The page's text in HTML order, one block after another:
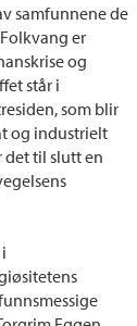
samfunnene de
er
og
står i
som blir
og industrielt
det til slutt en